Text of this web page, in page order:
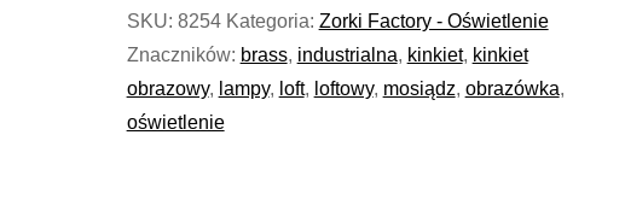
Brass
Stairs
#1047
SKU: 8254 Kategoria: Zorki Factory - Oświetlenie
Znaczników: brass, industrialna, kinkiet, kinkiet
obrazowy, lampy, loft, loftowy, mosiądz, obrazówka,
oświetlenie